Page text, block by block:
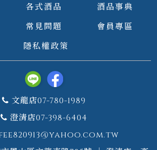
各式酒品
酒品事典
常見問題
會員專區
隱私權政策
文龍店07-780-1989
澄清店07-398-6404